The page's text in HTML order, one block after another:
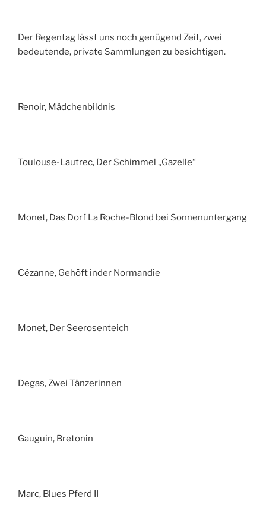
Der Regentag lässt uns noch genügend Zeit, zwei
bedeutende, private Sammlungen zu besichtigen.
Renoir, Mädchenbildnis
Toulouse-Lautrec, Der Schimmel „Gazelle“
Monet, Das Dorf La Roche-Blond bei Sonnenuntergang
Cézanne, Gehöft inder Normandie
Monet, Der Seerosenteich
Degas, Zwei Tänzerinnen
Gauguin, Bretonin
Marc, Blues Pferd II